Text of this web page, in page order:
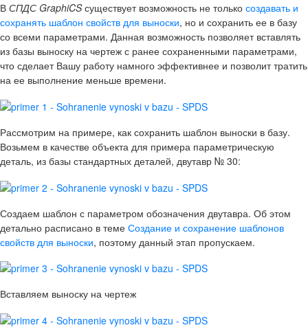
В СПДС GraphiCSсуществует возможность не только создавать и
сохранять шаблон свойств для выноски, но и сохранить ее в базу
со всеми параметрами. Данная возможность позволяет вставлять
из базы выноску на чертеж с ранее сохраненными параметрами,
что сделает Вашу работу намного эффективнее и позволит тратить
на ее выполнение меньше времени.
Рассмотрим на примере, как сохранить шаблон выноски в базу.
Возьмем в качестве объекта для примера параметрическую
деталь, из базы стандартных деталей, двутавр № 30:
Создаем шаблон с параметром обозначения двутавра. Об этом
детально расписано в теме Создание и сохранение шаблонов
свойств для выноски, поэтому данный этап пропускаем.
Вставляем выноску на чертеж